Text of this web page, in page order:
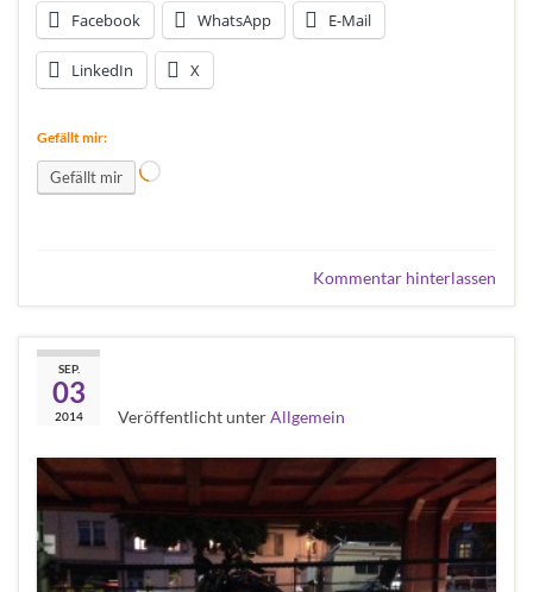
Facebook WhatsApp E-Mail
LinkedIn X
Gefällt mir:
Gefällt mir
Kommentar hinterlassen
SEP.
03
2014 Veröffentlicht unterAllgemein